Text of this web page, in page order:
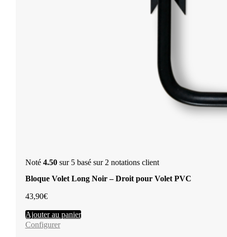
Noté 4.50sur 5 basé sur 2 notations client
Bloque Volet Long Noir – Droit pour Volet PVC
43,90€
Ajouter au panier
Configurer